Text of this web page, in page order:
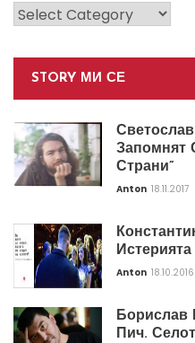
Категории
STORY МИ СЕ
Запомнят
Страни”
Anton 18.11.2017
Anton 18.10.2016
Борислав
Пич.